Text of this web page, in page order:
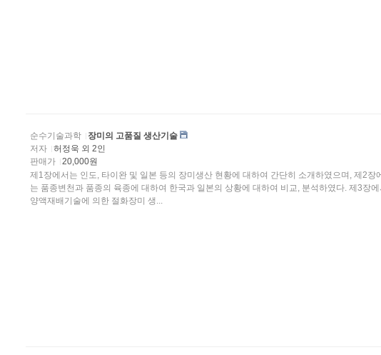
순수기술과학
장미의 고품질 생산기술
저자
허정욱 외 2인
판매가
20,000원
제1장에서는 인도, 타이완 및 일본 등의 장미생산 현황에 대하여 간단히 소개하였으며, 제2장
는 품종변천과 품종의 육종에 대하여 한국과 일본의 상황에 대하여 비교, 분석하였다. 제3장에서는
양액재배기술에 의한 절화장미 생...